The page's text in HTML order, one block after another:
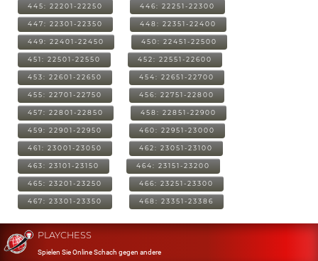
445: 22201-22250 446: 22251-22300
447: 22301-22350 448: 22351-22400
449: 22401-22450 450: 22451-22500
451: 22501-22550 452: 22551-22600
453: 22601-22650 454: 22651-22700
455: 22701-22750 456: 22751-22800
457: 22801-22850 458: 22851-22900
459: 22901-22950 460: 22951-23000
461: 23001-23050 462: 23051-23100
463: 23101-23150 464: 23151-23200
465: 23201-23250 466: 23251-23300
467: 23301-23350 468: 23351-23386
PLAYCHESS
Spielen Sie Online Schach gegen andere